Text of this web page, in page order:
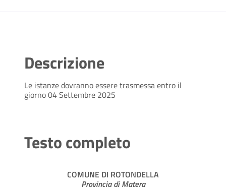
Descrizione
Le istanze dovranno essere trasmessa entro il
giorno 04 Settembre 2025
Testo completo
COMUNE DI ROTONDELLA
Provincia di Matera